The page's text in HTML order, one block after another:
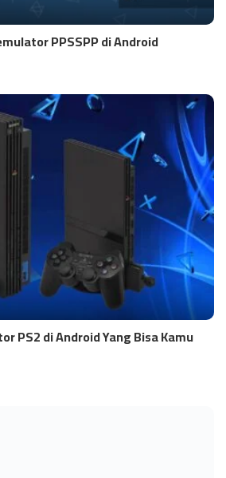
PPSSPP di Android
PS2 di Android Yang Bisa Kamu